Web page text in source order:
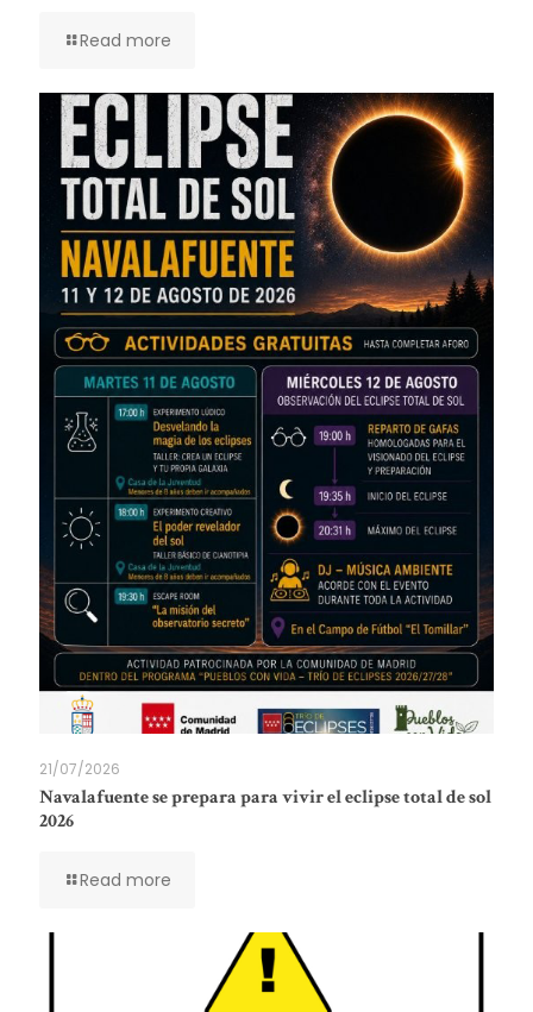
Read more
21/07/2026
Navalafuente se prepara para vivir el eclipse total de sol
2026
Read more